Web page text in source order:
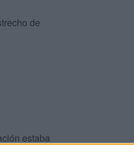
de
estaba
de